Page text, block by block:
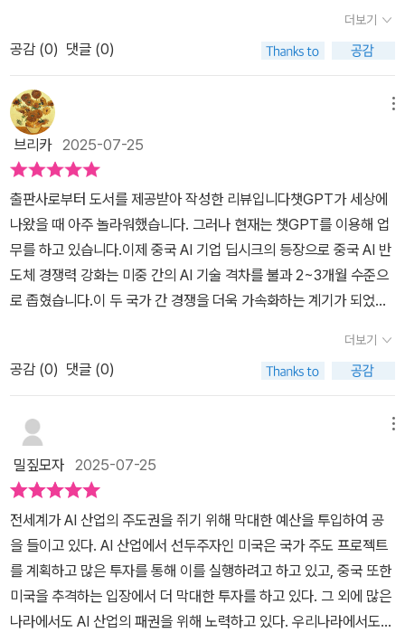
같지는 않은가? 이렇게 지옥이 된 근본적인 까닭은 바로 극소수의 최
상류층과 대다수의 극빈곤층으로 나뉜 사회가 펼쳐질 것이기 때문이
명하게 나누어지게 될 것이다.그런데 문제는 여기서 끝이 아니다. AG
I보다 월등히 뛰어난 성능을 가진 ASI(Artificial Super Intelligenc
e : 초인공지능)로 개발이 되면, 이젠 '인간의 지적 영역'을 초월한 인
공지능이 탄생하게 되기 때문에 인간은 더욱더 인공지능에게 '의존'하
는 삶을 살게 될 것으로 전망한단다. 이게 무슨 뜻일까? 초인공지능
으로 발전한 존재가 등장하면 인간사회에 문제가 생겼을 때, 그 문제
해결을 위해 ASI에게 묻게 되면, ASI가 알아서 해결방법을 제시하고,
ASI가 해결까지 완료한 뒤에 인간에게 그냥 '통보'만 해주는 일이 반
복될 것이다. 다시 말해, '인간의 개입'이 원천적으로 필요가 없게 된
도 '이해하지 못하는 상태'가 되어 버린다는 것이다. 물론, ASI에게
'어떻게 해결한 것'인지 물어보면 된다. 하지만 이때 ASI가 대답한 내
용이나 '해결과정'을 인간의 지능으로는 절대 이해할 수 없을 것이기
때문에, 인간은 그저 ASI가 제공하는 편의만 누릴 뿐, 더는 개입할 수
있는 여지가 남지 않게 된다.자, 그럼 이런 세상이 되었다고 치자. 과
연 인간은 뭘 하며 살아야 할까? 모든 일은 '초인공지능'에게 맡기고
인간은 그저 '놀기만 하면' 될 것이다. 아무런 걱정도 없이, 고민도 없
이 '초인공지능'이 대신 일을 하고, '초인공지능'이 제공하는 편의를 누
리며 신 나게 놀면 된다. 과연 이런 삶을 사는 인간이 행복할 수 있을
까? 또한, 초인공지능 덕분에 '인간의 질병'을 모두 낫게 할 수 있다
면, 인간의 삶은 '영생'을 누리며 살 수도 있을 것이다. 뭐, 난치, 불치
의 경우엔 어쩔 수 없이 죽을 수밖에 없다면, 인간의 몸을 '기계'로 대
있을 정도로 인공지능분야에 대해서는 아주 해박한 지식을 가지고 있
는 분이라 나름대로 기대가 되었습니다. 마치면서AI 전쟁 2.0 이란
도서는 미국과 중국으로 대표되는 인공지능에 관한 세계 전쟁의 실체
와 대한민국의 AI 및 직접적 연관이 있는 것에 대한 전략 카드를 담은
책으로 대한민국 인공지능의 진로, 그리고 미래 전략을 제시하는 도
서가 되겠습니다. 마지막으로 이 책을 읽으실 때에는 꽤 어려울 듯한
내용도 나오니 모르는 단어가 튀어 나오면 스마트폰 사전으로 찾아
본 후 읽어보시거나 또는 회독수를 늘려가면서 읽는다면 이해가 더
빨리 될 것으로 생각합니다. 필자는 인공지능의 중요성을 잘 알기에
인공지능 관련 자격시험 공부 대비용으로 이 책을 보겠습니다. #AI전
쟁 #한국AI의미래 #AI대담 #AI전쟁2[이 리뷰는 출판사에서 도서를
제공받아, 직접 읽고 작성한 리뷰입니다.]
있습니다. 현장지향성과 정책과 전략적 통찰이 잘 드러나며 기술적
측면을 중심으로 사회, 제도, 윤리적인 부문까지 포괄적인 내용을 담
들에게 내용을 쉽게 이해하도록 돕고 있으며, 자연스러운 대화의 흐
름속에서 지식과 정보를 습득할 수 있어 지루함을 덜고 흥미를 유발
하는 효과를 가져오고 있습니다. AI 정책은 정치와 경제의 영역안에
서 움직입니다. 특히 국내정치의 안정적 관심과 중장기적인 시계를
가지고 향후 정권의 교체에도 정책이 일관성이 있게 추진될 수 있어
야 할것입니다. 또한 현실적으로 가장 중요한 예산의 확보와 지원은
핵심성공요인이라 생각됩니다. 특히 대규모 투자가 필요한, 누가 더
빠르고 효율적인 AI의 심장인 ‘데이터센터’를 확보하느냐는 중요한
이슈로 보여집니다. 저자는 5장에서 “우리가 혁신을 해야 하니, 규
한 일이 있다면 반드시 일이 되게 만드는 방식을 찾아야 합니다”라는
언급을 하고 있습니다. 현실적으로 공무원들의 일하는 방식의 행태에
대한 통렬한 비판이라고 생각됩니다. 결국 AI 국정 혁신에 앞서 필요
한 공무원들의 혁신과 변화에 대한 필요성을 이야기한 것으로 이해합
니다. 강조하고 싶습니다. 우선은 공무원들의 태도와 마인드에 대한
혁신적 타파는 저자의 혁신실행의 첫 번째 과제가 될것입니다. 책에
서는 논의 되고 있지 않지만 한국의 현실인, 기울어진 운동장 같은 불
평등과 양극화의 심화에 대한 사회적 문제를 더욱 악화시킬 가능성이
높은 AI의 이슈는 어떻게 해결할것인지, 진화하는 AI의 이면의 어두
운 그림자로 남을지 우려되는 국가적 해결과제라 생각됩니다. 지난
6월 치러진 프랑스 바칼로레아의 철학 시험 문제 중 하나인 “우리 미
래는 기술에 달려있는가?는 우리가 깊이 생각해 봐야 할 인류의 숙제
를 통해 경제와 기술, 산업 등의 경우 어떤 위기와 기회적인 요소가 공
존하고 있는지도 알아 볼 수 있어서 읽으며 비교, 분석이 가능한 점도
긍정적인 요인이다.​<AI 전쟁 2.0> 기본적인 AI 산업과 기술, 관련한
활용 전략 등을 비롯해 이에 요구되는 트렌드적 요인이나 미래전략
등의 어떤 형태로 재편해야 하는지도 생각해 보게 되며 물론 전문가
들도 서로 다른 반응과 평가를 이루고 있는 영역이라서 지나친 일반
화나 비약은 지양해야겠지만 그럼에도 일반적인 관점에서 배우기 어
려웠던 부분에 대해서도 비교적 쉽게 접하며 알아 볼 수 있어서 괜찮
게 느껴지는 책일 것이다. 이는 우리의 입장에서도 절대적으로 요구
되며 중요한 부분이지만 이를 선도하는 기업이나 국가들의 사례를 통
해 가까운 미래를 함께 그려 볼 수 있다는 점도 또 다른 매력으로 다가
오는 책이다. 특히 미국과 중국에 대한 언급이나 이를 통해 우리는 어
떤 AI 정책이나 산업에서의 적용, 관리, 또한 경제적인 부분에 있어서
도 다양한 고려를 하거나 미래전략 등을 구체화 해나가야 하는지도
AI 정책이나 활용법 등은 어떤 형태로 우리의 삶과 현실, 사회 등을 변
화, 발전시킬 수 있는지도 책에서 말하는 의미를 통해 배우거나 일정
한 공감대를 이룰 수 있을 것이다.​<AI 전쟁 2.0> 지금도 해당 영역과
기술적 요인은 끊임없이 발전하고 있고 이에 안주하거나 투자나 정책
적인 부분을 멈춘다면 엄청난 리스크나 위험이 발생할 수 있다는 점
도 읽으며 생각해 보게 된다. 그만큼 국가의 미래를 결정 짓게 하는 주
요 요인이자 키워드로 볼 수 있는 AI 분야의 성장세와 현실성, 책에서
는 어떤 형태로 해당 영역을 이해하며 더 많은 분들의 관심과 참여, 변
더보기
공감 (0) 댓글 (0)
브리카2025-07-25
출판사로부터 도서를 제공받아 작성한 리뷰입니다​​​챗GPT가 세상에
나왔을 때 아주 놀라워했습니다. 그러나 현재는 챗GPT를 이용해 업
무를 하고 있습니다.이제 중국 AI 기업 딥시크의 등장으로 중국 AI 반
도체 경쟁력 강화는 미중 간의 AI 기술 격차를 불과 2~3개월 수준으
로 좁혔습니다.이 두 국가 간 경쟁을 더욱 가속화하는 계기가 되었고
이 되었습니다.이 책 《AI 전쟁 2.0》은 미국과 중국의 AI 전쟁을 보면
서 우리나라의 AI 연구와 산업의 문제를 극복하기 위한 방법을 찾아
봅니다.AI 분야는 정부의 공적 자금만으로는 혁신을 이루기 어려운
분야입니다. 큰 규모의 자금이 필요하기 때문에 민간 투자나 해외 자
난 추론 능력을 가진 모델들이 빠르게 발전하고 있습니다.최근 우리
나라에 가장 큰 자극을 준 나라는 중국일 것입니다. 중국의 딥시크 같
은 회사들의 연구 결과가 정말 놀랐습니다.중국 정부는 인공지능과
같은 공학 발전에 엄청난 노력을 기울이고 있습니다. 인재들을 발굴
하고 외국에서 공부하고 자국으로 돌아오게 만듭니다.AI 기술의 중요
성이 부각되면서 중국 정부는 아낌없는 지원을 하는 전략을 펼칩니
다.중국은 데이터 활용이나 규제, 국가적 자원의 우선순위 등을 정부
더보기
공감 (0) 댓글 (0)
밀짚모자 2025-07-25
전세계가 AI 산업의 주도권을 쥐기 위해 막대한 예산을 투입하여 공
을 들이고 있다. AI 산업에서 선두주자인 미국은 국가 주도 프로젝트
를 계획하고 많은 투자를 통해 이를 실행하려고 하고 있고, 중국 또한
미국을 추격하는 입장에서 더 막대한 투자를 하고 있다. 그 외에 많은
나라에서도 AI 산업의 패권을 위해 노력하고 있다. 우리나라에서도